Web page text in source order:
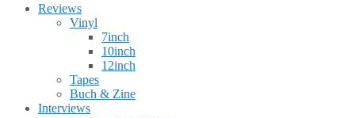
Reviews
Vinyl
7inch
10inch
12inch
Tapes
Buch & Zine
Interviews